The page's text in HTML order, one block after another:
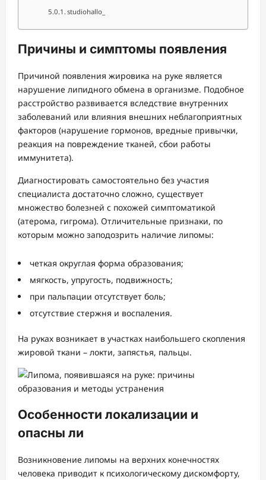
studiohallo_
Причины и симптомы появления
Причиной появления жировика на руке является
нарушение липидного обмена в организме. Подобное
расстройство развивается вследствие внутренних
заболеваний или влияния внешних неблагоприятных
факторов (нарушение гормонов, вредные привычки,
реакция на повреждение тканей, сбои работы
иммунитета).
Диагностировать самостоятельно без участия
специалиста достаточно сложно, существует
множество болезней с похожей симптоматикой
(атерома, гигрома). Отличительные признаки, по
которым можно заподозрить наличие липомы:
четкая округлая форма образования;
мягкость, упругость, подвижность;
при пальпации отсутствует боль;
отсутствие стержня и воспаления.
На руках возникает в участках наибольшего скопления
жировой ткани – локти, запястья, пальцы.
Особенности локализации и
опасны ли
Возникновение липомы на верхних конечностях
человека приводит к психологическому дискомфорту,